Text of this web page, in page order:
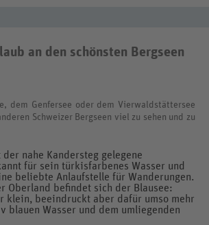
an den schönsten Bergseen
dem Genfersee oder dem Vierwaldstättersee
Schweizer Bergseen viel zu sehen und zu
nahe Kandersteg gelegene
für sein türkisfarbenes Wasser und
beliebte Anlaufstelle für Wanderungen.
Oberland befindet sich der Blausee:
klein, beeindruckt aber dafür umso mehr
blauen Wasser und dem umliegenden